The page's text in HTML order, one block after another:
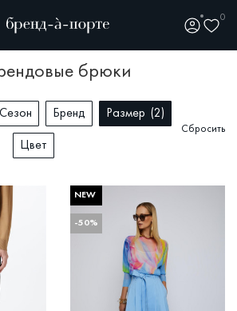
0
брюки
Сезон Бренд Размер 2
Цвет
Сбросить
NEW
-50%